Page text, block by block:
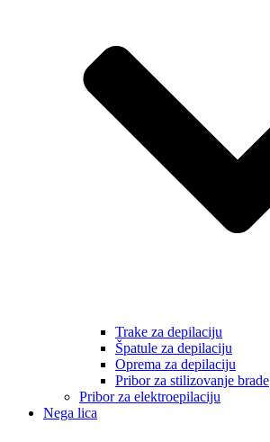
Trake za depilaciju
Špatule za depilaciju
Oprema za depilaciju
Pribor za stilizovanje brade
Pribor za elektroepilaciju
Nega lica